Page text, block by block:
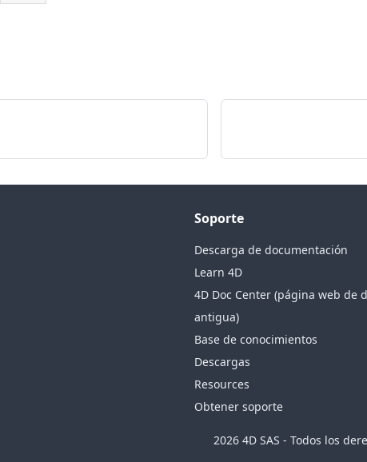
Soporte
Descarga de documentación
Learn 4D
4D Doc Center (página web de
antigua)
Base de conocimientos
Descargas
Resources
Obtener soporte
2026 4D SAS - Todos los